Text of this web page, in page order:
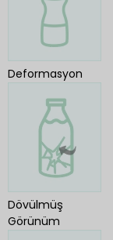
Deformasyon
Dövülmüş
Görünüm